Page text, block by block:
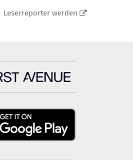
Leserreporter werden